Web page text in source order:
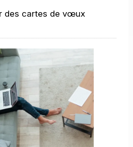
des cartes de vœux